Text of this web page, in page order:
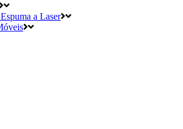
a Laser